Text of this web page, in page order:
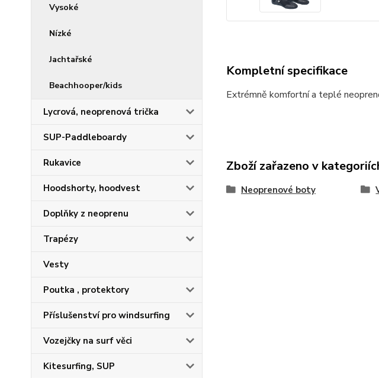
Vysoké
Nízké
Jachtařské
Beachhooper/kids
Lycrová, neoprenová trička
SUP-Paddleboardy
Rukavice
Hoodshorty, hoodvest
Doplňky z neoprenu
Trapézy
Vesty
Poutka , protektory
Příslušenství pro windsurfing
Vozejčky na surf věci
Kitesurfing, SUP
Kompletní specifikace
Extrémně komfortní a teplé
Zboží zařazeno v
Neoprenové boty